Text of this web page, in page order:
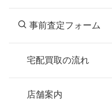
事前査定フォーム
宅配買取の流れ
お申込み
店舗案内